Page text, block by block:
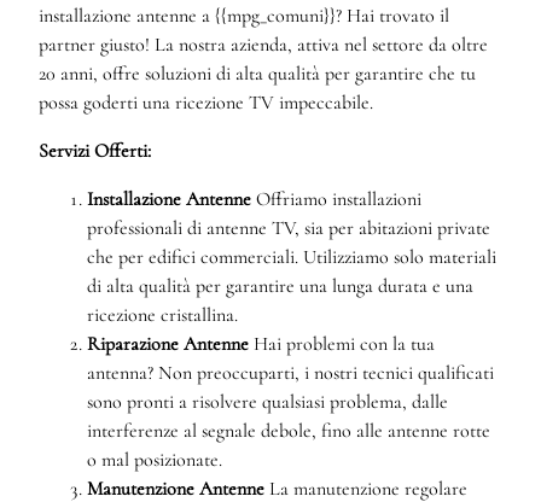
installazione antenne a {{mpg_comuni}}? Hai trovato il
partner giusto! La nostra azienda, attiva nel settore da oltre
20 anni, offre soluzioni di alta qualità per garantire che tu
possa goderti una ricezione TV impeccabile.
Servizi Offerti:
Installazione Antenne Offriamo installazioni
professionali di antenne TV, sia per abitazioni private
che per edifici commerciali. Utilizziamo solo materiali
di alta qualità per garantire una lunga durata e una
ricezione cristallina.
Riparazione Antenne Hai problemi con la tua
antenna? Non preoccuparti, i nostri tecnici qualificati
sono pronti a risolvere qualsiasi problema, dalle
interferenze al segnale debole, fino alle antenne rotte
o mal posizionate.
Manutenzione Antenne La manutenzione regolare